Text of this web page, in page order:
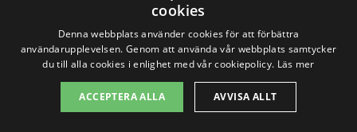
dränering i andra
städer nära Skruv
Om du letar efter hjälp meddränering i
cookies
Denna webbplats använder cookies för att förbättra
användarupplevelsen. Genom att använda vår webbplats samtycker
du till alla cookies i enlighet med vår cookiepolicy. Läs mer
ACCEPTERA ALLA AVVISA ALLT